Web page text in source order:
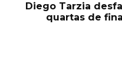
Diego Tarzia
quartas de